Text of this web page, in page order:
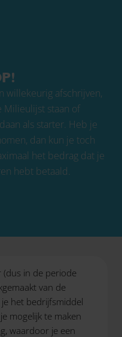
willekeurig afschrijven,
Milieulijst staan of
als starter. Heb je
dan kun je toch
het bedrag dat je
hebt betaald.
(dus in de periode
van de
het bedrijfsmiddel
mogelijk te maken
waardoor je een